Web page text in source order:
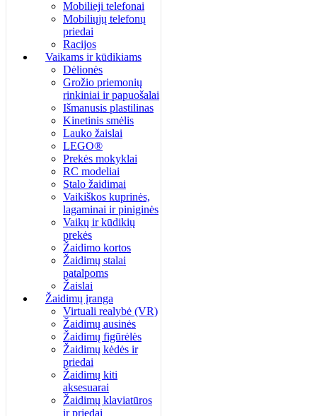
Mobilieji telefonai
Mobiliųjų telefonų
priedai
Racijos
Vaikams ir kūdikiams
Dėlionės
Grožio priemonių
rinkiniai ir papuošalai
Išmanusis plastilinas
Kinetinis smėlis
Lauko žaislai
LEGO®
Prekės mokyklai
RC modeliai
Stalo žaidimai
Vaikiškos kuprinės,
lagaminai ir piniginės
Vaikų ir kūdikių
prekės
Žaidimo kortos
Žaidimų stalai
patalpoms
Žaislai
Žaidimų įranga
Virtuali realybė (VR)
Žaidimų ausinės
Žaidimų figūrėlės
Žaidimų kėdės ir
priedai
Žaidimų kiti
aksesuarai
Žaidimų klaviatūros
ir priedai